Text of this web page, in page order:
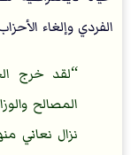
الفردي وإلغاء
لقد خرج
المصالح
نزال نعاني